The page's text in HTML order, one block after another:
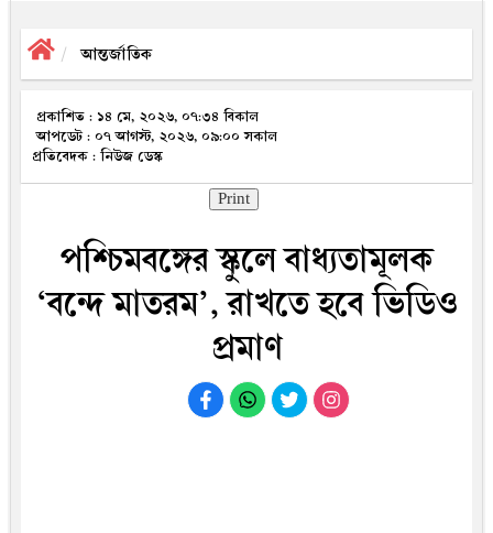
আন্তর্জাতিক
প্রকাশিত : ১৪ মে, ২০২৬, ০৭:৩৪ বিকাল
আপডেট : ০৭ আগস্ট, ২০২৬, ০৯:০০ সকাল
প্রতিবেদক : নিউজ ডেস্ক
Print
পশ্চিমবঙ্গের স্কুলে বাধ্যতামূলক
‘বন্দে মাতরম’, রাখতে হবে ভিডিও
প্রমাণ